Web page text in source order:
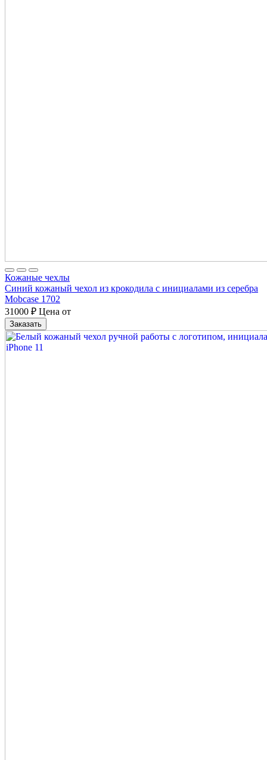
Кожаные чехлы
Синий кожаный чехол из крокодила с инициалами из серебра
Mobcase 1702
31000 ₽ Цена от
Заказать